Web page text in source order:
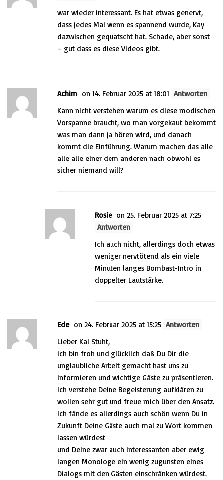
war wieder interessant. Es hat etwas genervt,
dass jedes Mal wenn es spannend wurde, Kay
dazwischen gequatscht hat. Schade, aber sonst
– gut dass es diese Videos gibt.
Achim on 14. Februar 2025 at 18:01 Antworten
Kann nicht verstehen warum es diese modischen
Vorspanne braucht, wo man vorgekaut bekommt
was man dann ja hören wird, und danach
kommt die Einführung. Warum machen das alle
alle alle einer dem anderen nach obwohl es
sicher niemand will?
Rosie on 25. Februar 2025 at 7:25
Antworten
Ich auch nicht, allerdings doch etwas
weniger nervtötend als ein viele
Minuten langes Bombast-Intro in
doppelter Lautstärke.
Ede on 24. Februar 2025 at 15:25 Antworten
Lieber Kai Stuht,
ich bin froh und glücklich daß Du Dir die
unglaubliche Arbeit gemacht hast uns zu
informieren und wichtige Gäste zu präsentieren.
Ich verstehe Deine Begeisterung aufklären zu
wollen sehr gut und freue mich über den Ansatz.
Ich fände es allerdings auch schön wenn Du in
Zukunft Deine Gäste auch mal zu Wort kommen
lassen würdest
und Deine zwar auch interessanten aber ewig
langen Monologe ein wenig zugunsten eines
Dialogs mit den Gästen einschränken würdest.